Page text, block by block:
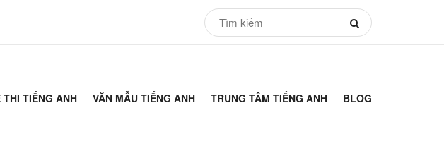
THI TIẾNG ANH VĂN MẪU TIẾNG ANH TRUNG TÂM TIẾNG ANH BLOG